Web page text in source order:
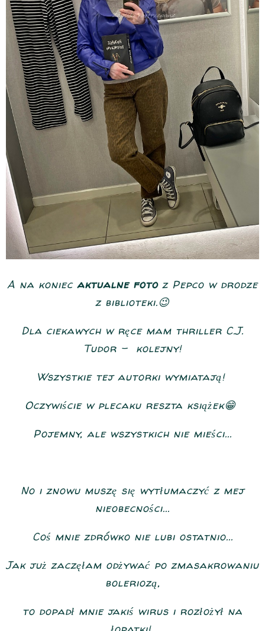
A na koniec aktualne fotoz Pepco w drodze
z biblioteki.😉
Dla ciekawych w ręce mam thriller C.J.
Tudor - kolejny!
Wszystkie tej autorki wymiatają!
Oczywiście w plecaku reszta książek😁
Pojemny, ale wszystkich nie mieści...
No i znowu muszę się wytłumaczyć z mej
nieobecności...
Coś mnie zdrówko nie lubi ostatnio...
Jak już zaczęłam odżywać po zmasakrowaniu
boleriozą,
to dopadł mnie jakiś wirus i rozłożył na